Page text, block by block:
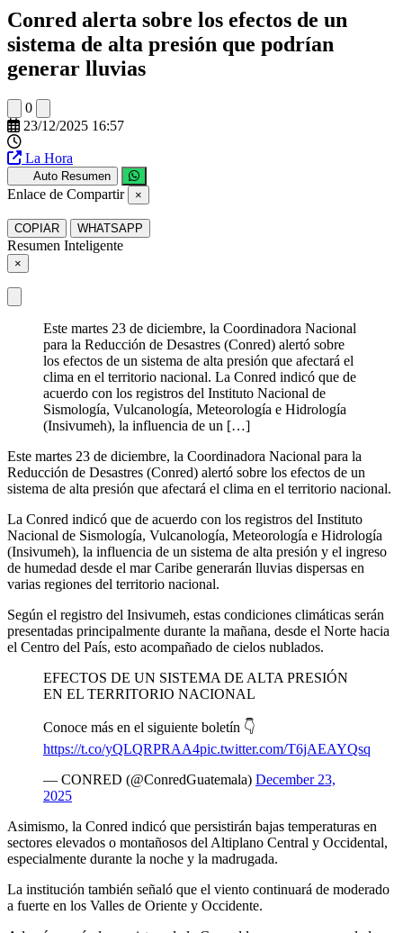
Conred alerta sobre los efectos de un
sistema de alta presión que podrían
generar lluvias
0
23/12/2025 16:57
La Hora
Auto Resumen
Enlace de Compartir ×
COPIAR WHATSAPP
Resumen Inteligente
×
Este martes 23 de diciembre, la Coordinadora Nacional
para la Reducción de Desastres (Conred) alertó sobre
los efectos de un sistema de alta presión que afectará el
clima en el territorio nacional. La Conred indicó que de
acuerdo con los registros del Instituto Nacional de
Sismología, Vulcanología, Meteorología e Hidrología
(Insivumeh), la influencia de un […]
Este martes 23 de diciembre, la Coordinadora Nacional para la
Reducción de Desastres (Conred) alertó sobre los efectos de un
sistema de alta presión que afectará el clima en el territorio nacional.
La Conred indicó que de acuerdo con los registros del Instituto
Nacional de Sismología, Vulcanología, Meteorología e Hidrología
(Insivumeh), la influencia de un sistema de alta presión y el ingreso
de humedad desde el mar Caribe generarán lluvias dispersas en
varias regiones del territorio nacional.
Según el registro del Insivumeh, estas condiciones climáticas serán
presentadas principalmente durante la mañana, desde el Norte hacia
el Centro del País, esto acompañado de cielos nublados.
EFECTOS DE UN SISTEMA DE ALTA PRESIÓN
EN EL TERRITORIO NACIONAL
Conoce más en el siguiente boletín 👇
https://t.co/yQLQRPRAA4pic.twitter.com/T6jAEAYQsq
— CONRED (@ConredGuatemala) December 23,
2025
Asimismo, la Conred indicó que persistirán bajas temperaturas en
sectores elevados o montañosos del Altiplano Central y Occidental,
especialmente durante la noche y la madrugada.
La institución también señaló que el viento continuará de moderado
a fuerte en los Valles de Oriente y Occidente.